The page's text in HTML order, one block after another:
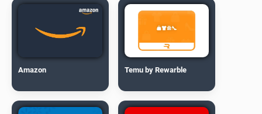
Amazon Temu by Rewarble